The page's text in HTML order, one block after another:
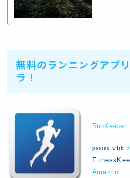
無料のランニングアプ
ラ！
RunKeeper
posted with
Amazon